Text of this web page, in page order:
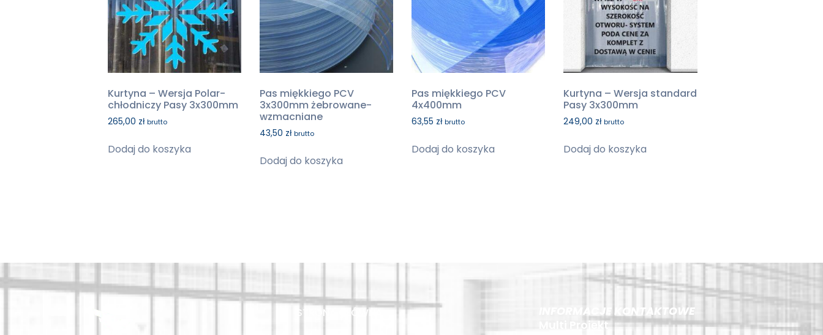
Kurtyna – Wersja Polar-
chłodniczy Pasy 3x300mm
265,00 zł brutto
Dodaj do koszyka
Pas miękkiego PCV
3x300mm żebrowane-
wzmacniane
43,50 zł brutto
Dodaj do koszyka
Pas miękkiego PCV
4x400mm
63,55 zł brutto
Dodaj do koszyka
Kurtyna – Wersja standard
Pasy 3x300mm
249,00 zł brutto
Dodaj do koszyka
STRONA GŁÓWNA
INFORMACJE KONTAKTOWE
Multi Projekt